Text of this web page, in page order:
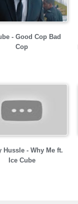
- Good Cop Bad
Cop
Hussle - Why Me ft.
Ice Cube